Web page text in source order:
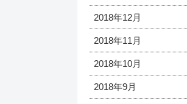
2018年12月
2018年11月
2018年10月
2018年9月